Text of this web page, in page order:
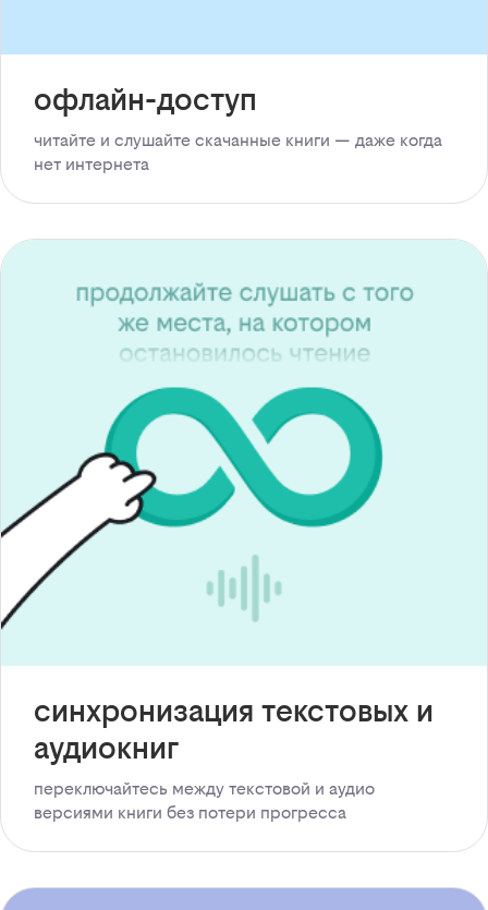
офлайн-доступ
читайте и слушайте скачанные книги — даже когда
нет интернета
синхронизация текстовых и
аудиокниг
переключайтесь между текстовой и аудио
версиями книги без потери прогресса